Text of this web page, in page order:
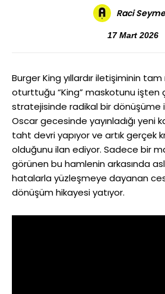
Raci
17 Mart 2026
Burger King yıllardır iletişiminin
oturttuğu “King” maskotunu işten
stratejisinde radikal bir dönüşüme
Oscar gecesinde yayınladığı yeni
taht devri yapıyor ve artık gerçek
olduğunu ilan ediyor. Sadece bir
görünen bu hamlenin arkasında
hatalarla yüzleşmeye dayanan
dönüşüm hikayesi yatıyor.